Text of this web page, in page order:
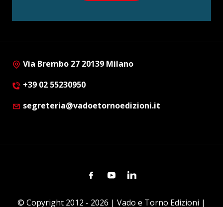
Via Brembo 27 20139 Milano
+39 02 55230950
segreteria@vadoetornoedizioni.it
FacebookYoutubeLinkedin
© Copyright 2012 - 2026 | Vado e Torno Edizioni |